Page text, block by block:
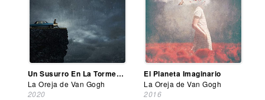
Un Susurro En La Tormenta
La Oreja de Van Gogh
2020
El Planeta Imaginario
La Oreja de Van Gogh
2016